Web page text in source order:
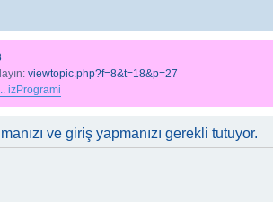
viewtopic.php?f=8&t=18&p=27
izProgrami
ve giriş yapmanızı gerekli tutuyor.